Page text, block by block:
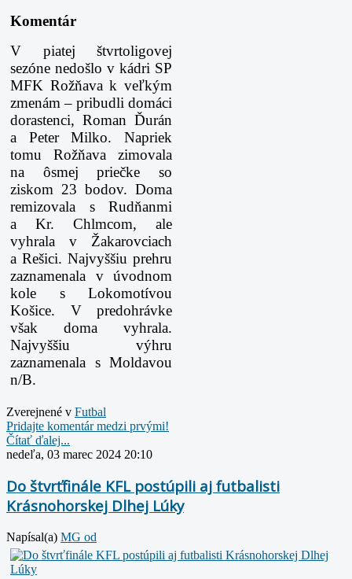
Komentár
V piatej štvrtoligovej
sezóne nedošlo v kádri SP
MFK Rožňava k veľkým
zmenám – pribudli domáci
dorastenci, Roman Ďurán
a Peter Milko. Napriek
tomu Rožňava zimovala
na ôsmej priečke so
ziskom 23 bodov. Doma
remizovala s Rudňanmi
a Kr. Chlmcom, ale
vyhrala v Žakarovciach
a Rešici. Najvyššiu prehru
zaznamenala v úvodnom
kole s Lokomotívou
Košice. V predohrávke
však doma vyhrala.
Najvyššiu výhru
zaznamenala s Moldavou
n/B.
Zverejnené v Futbal
Pridajte komentár medzi prvými!
Čítať ďalej...
nedeľa, 03 marec 2024 20:10
Do štvrťfinále KFL postúpili aj futbalisti
Krásnohorskej Dlhej Lúky
Napísal(a) MG od